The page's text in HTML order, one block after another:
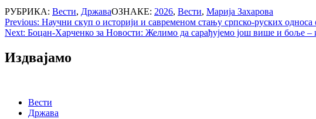
РУБРИКА: Вести, ДржаваОЗНАКЕ: 2026, Вести, Марија Захарова
Post
navigation
Previous: Научни скуп о историји и савременом стању српско-руских
Next: Боцан-Харченко за Новости: Желимо да сарађујемо још више и боље
Издвајамо
Вести
Држава